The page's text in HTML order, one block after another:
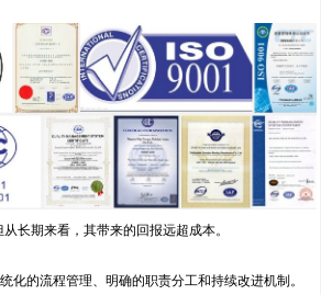
长期来看，其带来的回报远超成本。
化的流程管理、明确的职责分工和持续改进机制。